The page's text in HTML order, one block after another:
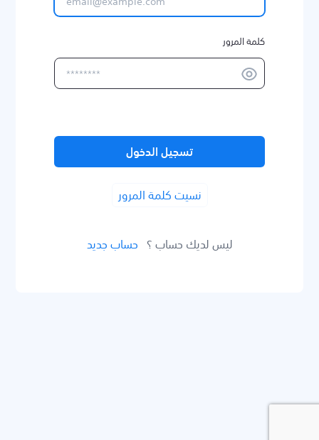
كلمة المرور
تسجيل الدخول
نسيت كلمة المرور
ليس لديك حساب ؟ حساب جديد